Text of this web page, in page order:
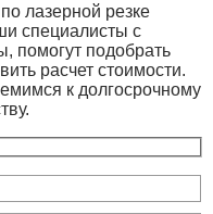
лазерной резке
специалисты с
помогут подобрать
расчет стоимости.
к долгосрочному